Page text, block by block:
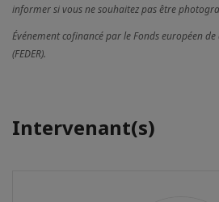
informer si vous ne souhaitez pas être
Événement cofinancé par le Fonds européen
(FEDER).
Intervenant(s)